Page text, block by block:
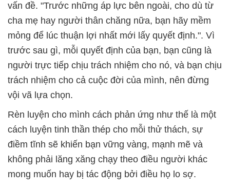
vấn đề. "Trước những áp lực bên ngoài, cho dù từ
cha mẹ hay người thân chăng nữa, bạn hãy mềm
mỏng để lúc thuận lợi nhất mới lấy quyết định.". Vì
trước sau gì, mỗi quyết định của bạn, bạn cũng là
người trực tiếp chịu trách nhiệm cho nó, và bạn chịu
trách nhiệm cho cả cuộc đời của mình, nên đừng
vội vã lựa chọn.
Rèn luyện cho mình cách phản ứng như thế là một
cách luyện tinh thần thép cho mỗi thử thách, sự
điềm tĩnh sẽ khiến bạn vững vàng, mạnh mẽ và
không phải lăng xăng chạy theo điều người khác
mong muốn hay bị tác động bởi điều họ lo sợ.